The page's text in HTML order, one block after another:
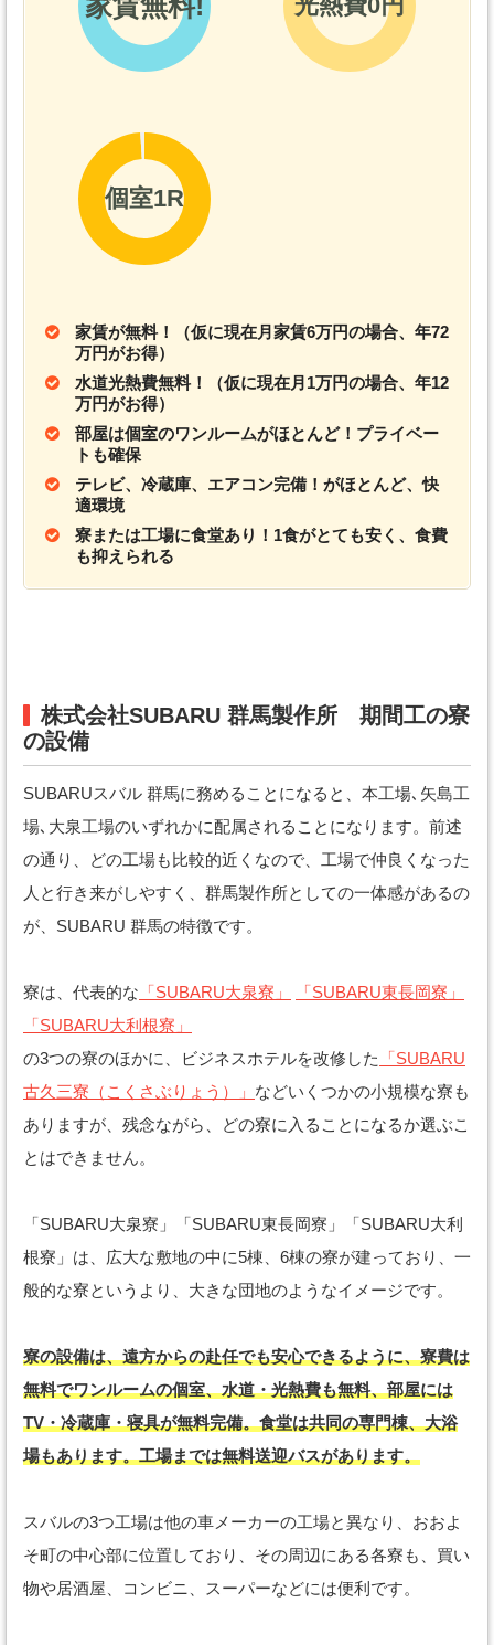
個室1R
家賃が無料！（仮に現在月家賃6万円の場合、年72
万円がお得）
水道光熱費無料！（仮に現在月1万円の場合、年12
万円がお得）
部屋は個室のワンルームがほとんど！プライベー
トも確保
テレビ、冷蔵庫、エアコン完備！がほとんど、快
適環境
寮または工場に食堂あり！1食がとても安く、食費
も抑えられる
株式会社SUBARU 群馬製作所 期間工の寮
の設備
SUBARUスバル 群馬に務めることになると、本工場､矢島工
場､大泉工場のいずれかに配属されることになります。前述
の通り、どの工場も比較的近くなので、工場で仲良くなった
人と行き来がしやすく、群馬製作所としての一体感があるの
が、SUBARU 群馬の特徴です。
寮は、代表的な 「SUBARU大泉寮」
「SUBARU東長岡寮」
「SUBARU大利根寮」
の3つの寮のほかに、ビジネスホテルを改修した
「SUBARU
古久三寮（こくさぶりょう）」 などいくつかの小規模な寮も
ありますが、残念ながら、どの寮に入ることになるか選ぶこ
とはできません。
「SUBARU大泉寮」「SUBARU東長岡寮」「SUBARU大利
根寮」は、広大な敷地の中に5棟、6棟の寮が建っており、一
般的な寮というより、大きな団地のようなイメージです。
寮の設備は、遠方からの赴任でも安心できるように、寮費は
無料でワンルームの個室、水道・光熱費も無料、部屋には
TV・冷蔵庫・寝具が無料完備。食堂は共同の専門棟、大浴
場もあります。工場までは無料送迎バスがあります。
スバルの3つ工場は他の車メーカーの工場と異なり、おおよ
そ町の中心部に位置しており、その周辺にある各寮も、買い
物や居酒屋、コンビニ、スーパーなどには便利です。